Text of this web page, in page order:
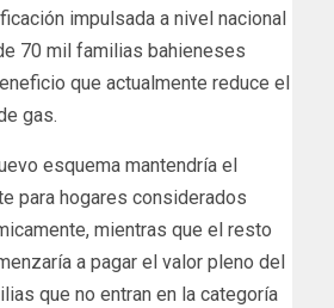
impulsada a nivel nacional
70 mil familias bahieneses
que actualmente reduce el
gas.
esquema mantendría el
para hogares considerados
mientras que el resto
a pagar el valor pleno del
que no entran en la categoría